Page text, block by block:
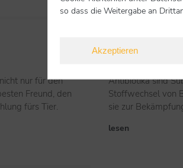
so dass die Weitergabe an
Akzeptieren
nur für den
Freund, den
fürs Tier.
Antibiotika sind
Stoffwechsel von
sie zur
lesen